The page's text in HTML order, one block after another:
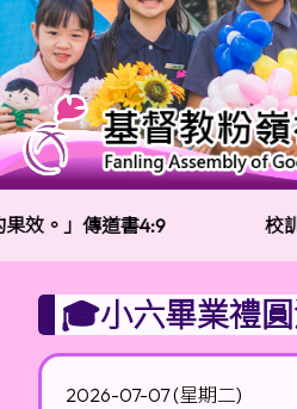
效。」傳道書4:9 校訓
🎓小六畢業禮
2026-07-07 (星期二)